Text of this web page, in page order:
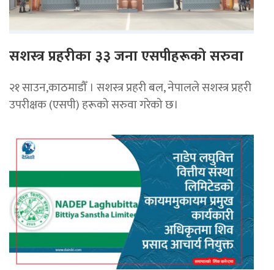
सशस्त्र प्रहरीका ३३ जना एसपीहरूको सरुवा
२१ साउन,काठमाडौँ । सशस्त्र प्रहरी बल, नेपालले सशस्त्र प्रहरी
उपरीक्षक (एसपी) हरूको सरुवा गरेको छ।